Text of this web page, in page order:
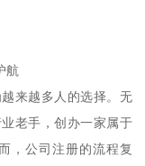
航
来越多人的选择。无
老手，创办一家属于
，公司注册的流程复